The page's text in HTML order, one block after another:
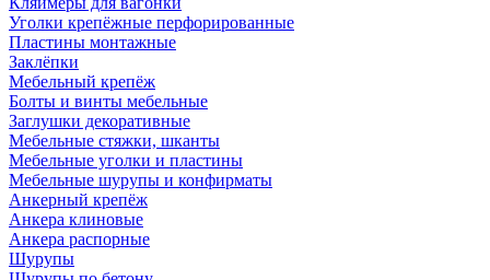
Уголки крепёжные перфорированные
Пластины монтажные
Заклёпки
Мебельный крепёж
Болты и винты мебельные
Заглушки декоративные
Мебельные стяжки, шканты
Мебельные уголки и пластины
Мебельные шурупы и конфирматы
Анкерный крепёж
Анкера клиновые
Анкера распорные
Шурупы